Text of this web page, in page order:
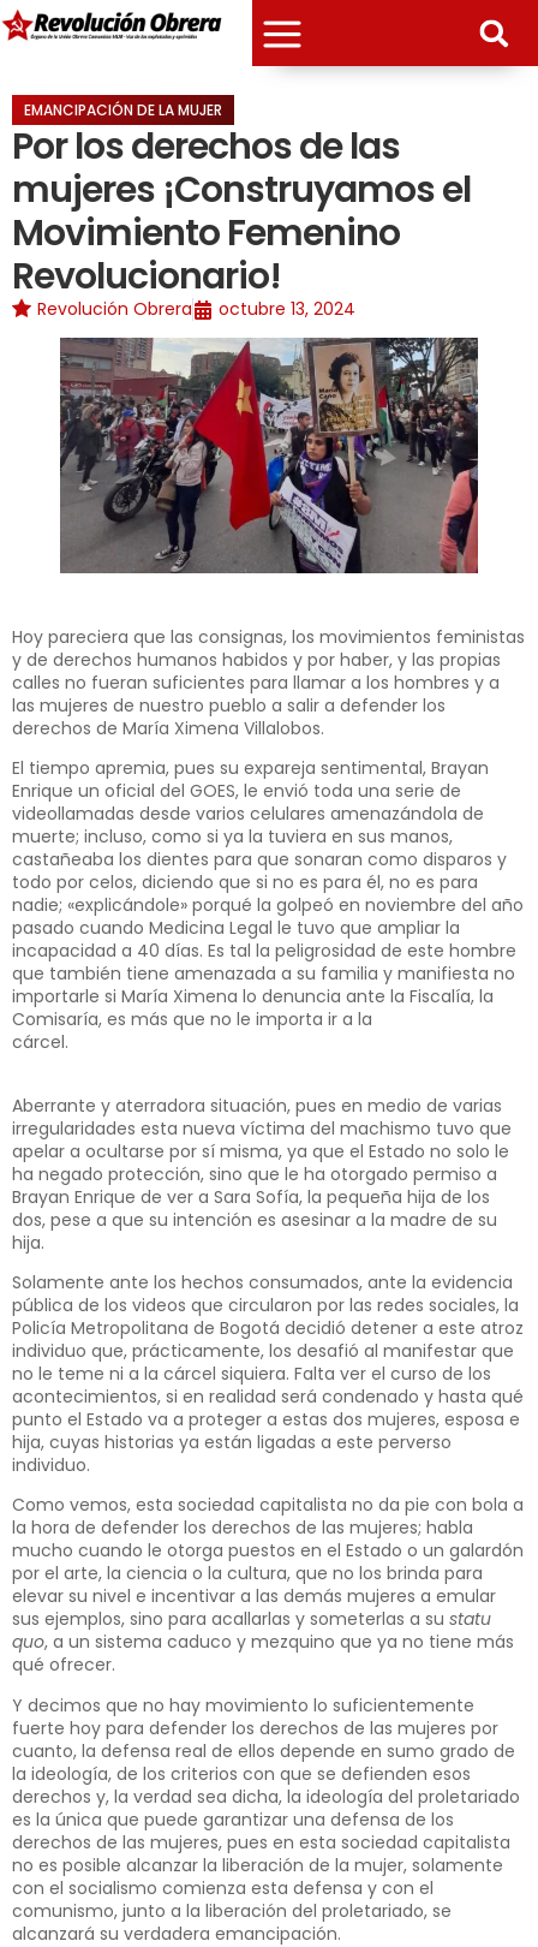
EMANCIPACIÓN DE LA MUJER
Por los derechos de las
mujeres ¡Construyamos el
Movimiento Femenino
Revolucionario!
Revolución Obrera octubre 13, 2024
Hoy pareciera que las consignas, los movimientos feministas
y de derechos humanos habidos y por haber, y las propias
calles no fueran suficientes para llamar a los hombres y a
las mujeres de nuestro pueblo a salir a defender los
derechos de María Ximena Villalobos.
El tiempo apremia, pues su expareja sentimental, Brayan
Enrique un oficial del GOES, le envió toda una serie de
videollamadas desde varios celulares amenazándola de
muerte; incluso, como si ya la tuviera en sus manos,
castañeaba los dientes para que sonaran como disparos y
todo por celos, diciendo que si no es para él, no es para
nadie; «explicándole» porqué la golpeó en noviembre del año
pasado cuando Medicina Legal le tuvo que ampliar la
incapacidad a 40 días. Es tal la peligrosidad de este hombre
que también tiene amenazada a su familia y manifiesta no
importarle si María Ximena lo denuncia ante la Fiscalía, la
Comisaría, es más que no le importa ir a la
cárcel.
Aberrante y aterradora situación, pues en medio de varias
irregularidades esta nueva víctima del machismo tuvo que
apelar a ocultarse por sí misma, ya que el Estado no solo le
ha negado protección, sino que le ha otorgado permiso a
Brayan Enrique de ver a Sara Sofía, la pequeña hija de los
dos, pese a que su intención es asesinar a la madre de su
hija.
Solamente ante los hechos consumados, ante la evidencia
pública de los videos que circularon por las redes sociales, la
Policía Metropolitana de Bogotá decidió detener a este atroz
individuo que, prácticamente, los desafió al manifestar que
no le teme ni a la cárcel siquiera. Falta ver el curso de los
acontecimientos, si en realidad será condenado y hasta qué
punto el Estado va a proteger a estas dos mujeres, esposa e
hija, cuyas historias ya están ligadas a este perverso
individuo.
Como vemos, esta sociedad capitalista no da pie con bola a
la hora de defender los derechos de las mujeres; habla
mucho cuando le otorga puestos en el Estado o un galardón
por el arte, la ciencia o la cultura, que no los brinda para
elevar su nivel e incentivar a las demás mujeres a emular
sus ejemplos, sino para acallarlas y someterlas a su statu
quo, a un sistema caduco y mezquino que ya no tiene más
qué ofrecer.
Y decimos que no hay movimiento lo suficientemente
fuerte hoy para defender los derechos de las mujeres por
cuanto, la defensa real de ellos depende en sumo grado de
la ideología, de los criterios con que se defienden esos
derechos y, la verdad sea dicha, la ideología del proletariado
es la única que puede garantizar una defensa de los
derechos de las mujeres, pues en esta sociedad capitalista
no es posible alcanzar la liberación de la mujer, solamente
con el socialismo comienza esta defensa y con el
comunismo, junto a la liberación del proletariado, se
alcanzará su verdadera emancipación.